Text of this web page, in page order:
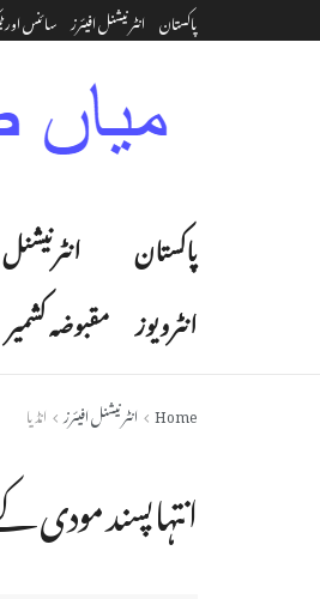
پاکستان انٹرنیشنل افیئرز سائنس اور
پاکستان
انٹرویوز مقبوضہ کشمیر
Home انٹرنیشنل افیئرز انڈیا
انتہاپسند مودی